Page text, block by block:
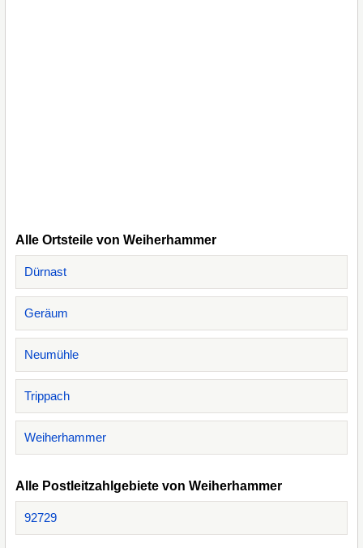
Alle Ortsteile von Weiherhammer
Dürnast
Geräum
Neumühle
Trippach
Weiherhammer
Alle Postleitzahlgebiete von Weiherhammer
92729